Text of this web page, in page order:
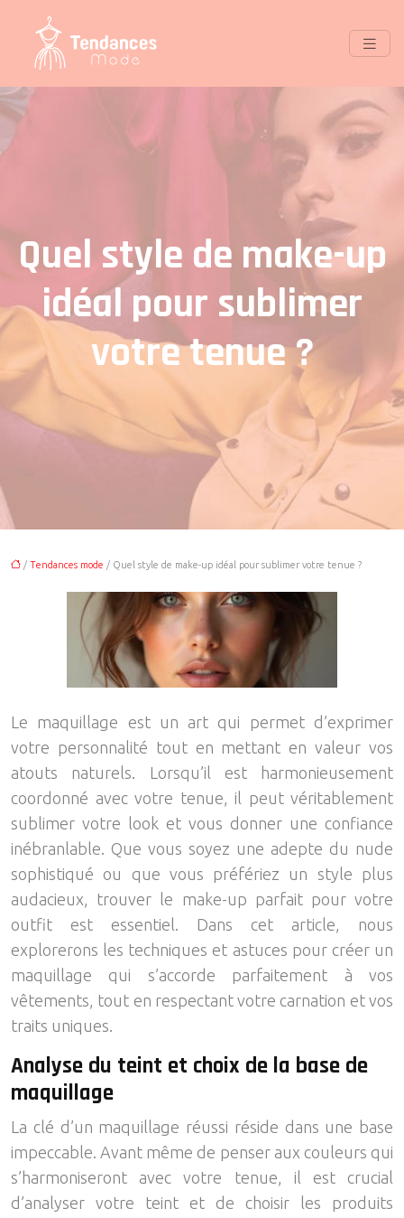
Quel style de make-up
idéal pour sublimer
votre tenue ?
/ Tendances mode / Quel style de make-up idéal pour sublimer votre tenue ?
Le maquillage est un art qui permet d’exprimer
votre personnalité tout en mettant en valeur vos
atouts naturels. Lorsqu’il est harmonieusement
coordonné avec votre tenue, il peut véritablement
sublimer votre look et vous donner une confiance
inébranlable. Que vous soyez une adepte du nude
sophistiqué ou que vous préfériez un style plus
audacieux, trouver le make-up parfait pour votre
outfit est essentiel. Dans cet article, nous
explorerons les techniques et astuces pour créer un
maquillage qui s’accorde parfaitement à vos
vêtements, tout en respectant votre carnation et vos
traits uniques.
Analyse du teint et choix de la base de
maquillage
La clé d’un maquillage réussi réside dans une base
impeccable. Avant même de penser aux couleurs qui
s’harmoniseront avec votre tenue, il est crucial
d’analyser votre teint et de choisir les produits